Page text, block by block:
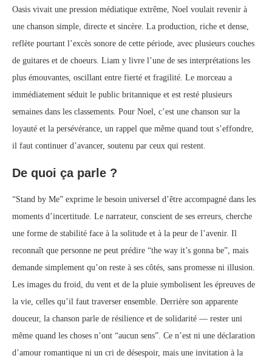
Oasis vivait une pression médiatique extrême, Noel voulait revenir à
une chanson simple, directe et sincère. La production, riche et dense,
reflète pourtant l’excès sonore de cette période, avec plusieurs couches
de guitares et de choeurs. Liam y livre l’une de ses interprétations les
plus émouvantes, oscillant entre fierté et fragilité. Le morceau a
immédiatement séduit le public britannique et est resté plusieurs
semaines dans les classements. Pour Noel, c’est une chanson sur la
loyauté et la persévérance, un rappel que même quand tout s’effondre,
il faut continuer d’avancer, soutenu par ceux qui restent.
De quoi ça parle ?
“Stand by Me” exprime le besoin universel d’être accompagné dans les
moments d’incertitude. Le narrateur, conscient de ses erreurs, cherche
une forme de stabilité face à la solitude et à la peur de l’avenir. Il
reconnaît que personne ne peut prédire “the way it’s gonna be”, mais
demande simplement qu’on reste à ses côtés, sans promesse ni illusion.
Les images du froid, du vent et de la pluie symbolisent les épreuves de
la vie, celles qu’il faut traverser ensemble. Derrière son apparente
douceur, la chanson parle de résilience et de solidarité — rester uni
même quand les choses n’ont “aucun sens”. Ce n’est ni une déclaration
d’amour romantique ni un cri de désespoir, mais une invitation à la